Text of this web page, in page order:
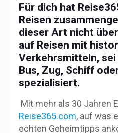
Für dich hat
Reisen
dieser Art nicht
auf Reisen mit
Verkehrsmitteln,
Bus, Zug, Schiff
spezialisiert.
Mit mehr als 30 Jahren
Reise365.com, auf was
echten Geheimtipps